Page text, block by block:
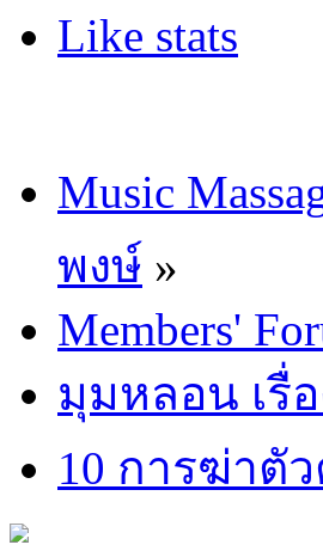
Like stats
Music
พงษ์ »
Members'
มุมหลอน เรื่
10 การฆ่าตั